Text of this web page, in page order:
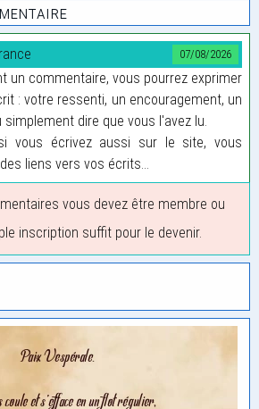
07/08/2026
un commentaire, vous pourrez exprimer
: votre ressenti, un encouragement, un
simplement dire que vous l'avez lu.
vous écrivez aussi sur le site, vous
liens vers vos écrits...
vous devez être membre ou
inscription suffit pour le devenir.